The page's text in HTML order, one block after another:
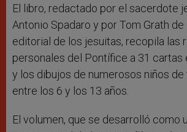
El libro, redactado por el sacerdote
Antonio Spadaro y por Tom Grath
editorial de los jesuitas, recopila las
personales del Pontífice a 31 cartas
y los dibujos de numerosos niños de
entre los 6 y los 13 años.
El volumen, que se desarrolló como